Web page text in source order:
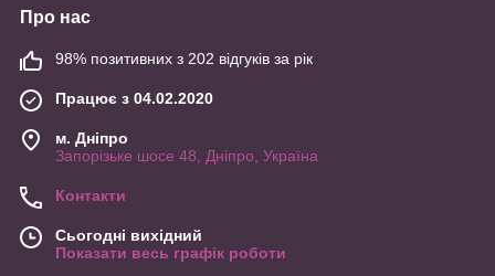
Про нас
98% позитивних з 202 відгуків за рік
Працює з 04.02.2020
м. Дніпро
Запорізьке шосе 48, Дніпро, Україна
Контакти
Сьогодні вихідний
Показати весь графік роботи